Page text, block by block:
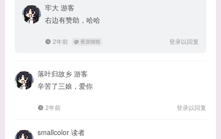
牢大 游客
右边有赞助，哈哈
2年前 @ 夜游猫猫 登录以回复
落叶归故乡 游客
辛苦了三娘，爱你
2年前 登录以回复
smallcolor 读者